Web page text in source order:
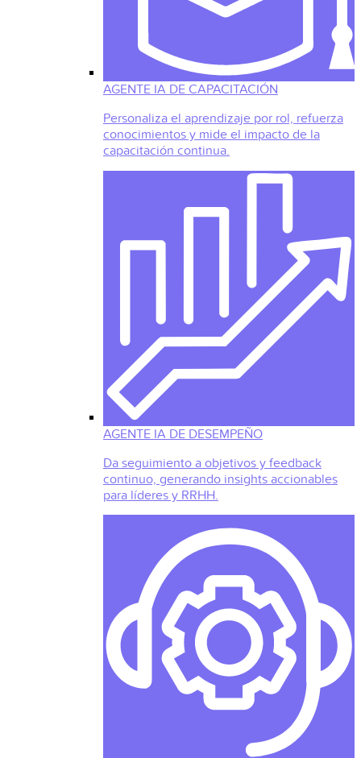
AGENTE IA DE CAPACITACIÓN
Personaliza el aprendizaje por rol, refuerza
conocimientos y mide el impacto de la
capacitación continua.
AGENTE IA DE DESEMPEÑO
Da seguimiento a objetivos y feedback
continuo, generando insights accionables
para líderes y RRHH.